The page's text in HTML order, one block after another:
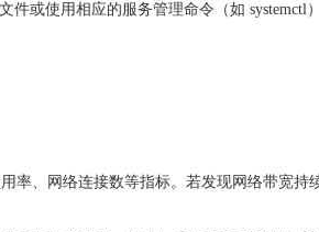
件或使用相应的服务管理命令（如 systemctl
率、网络连接数等指标。若发现网络带宽持